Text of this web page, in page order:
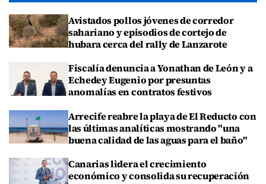
Avistados pollos jóvenes de corredor
sahariano y episodios de cortejo de
hubara cerca del rally de Lanzarote
Fiscalía denuncia a Yonathan de León y a
Echedey Eugenio por presuntas
anomalías en contratos festivos
Arrecife reabre la playa de El Reducto con
las últimas analíticas mostrando "una
buena calidad de las aguas para el baño"
Canarias lidera el crecimiento
económico y consolida su recuperación